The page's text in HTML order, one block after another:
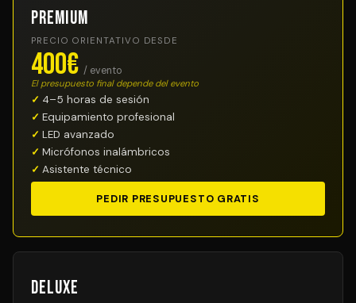
Premium
PRECIO ORIENTATIVO DESDE
400€ / evento
El presupuesto final depende del evento
4–5 horas de sesión
Equipamiento profesional
LED avanzado
Micrófonos inalámbricos
Asistente técnico
PEDIR PRESUPUESTO GRATIS
Deluxe